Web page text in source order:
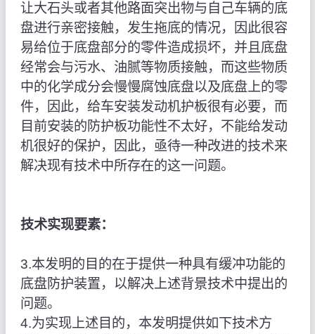
让大石头或者其他路面突出物与自己车辆的底
盘进行亲密接触，发生拖底的情况，因此很容
易给位于底盘部分的零件造成损坏，并且底盘
经常会与污水、油腻等物质接触，而这些物质
中的化学成分会慢慢腐蚀底盘以及底盘上的零
件，因此，给车安装发动机护板很有必要，而
目前安装的防护板功能性不太好，不能给发动
机很好的保护，因此，亟待一种改进的技术来
解决现有技术中所存在的这一问题。
技术实现要素：
3.本发明的目的在于提供一种具有缓冲功能的
底盘防护装置，以解决上述背景技术中提出的
问题。
4.为实现上述目的，本发明提供如下技术方